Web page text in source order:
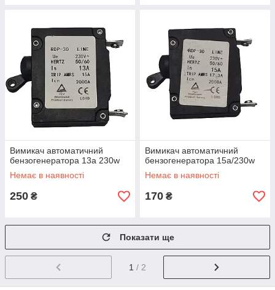
Вимикач автоматичний
бензогенератора 13а 230w
Немає в наявності
250 ₴
Вимикач автоматичний
бензогенератора 15а/230w
Немає в наявності
170 ₴
Показати ще
1 / 2